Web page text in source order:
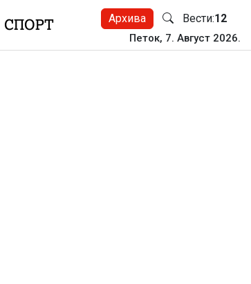
СПОРТ Архива Вести:12
Петок, 7. Август 2026.